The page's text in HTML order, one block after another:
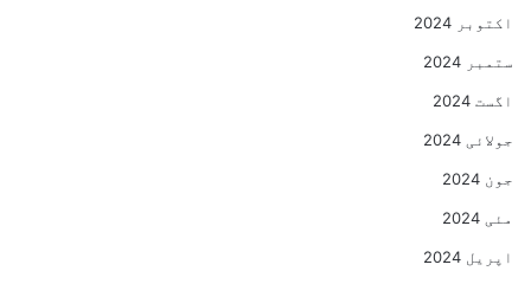
اکتوبر 2024
ستمبر 2024
اگست 2024
جولائی 2024
جون 2024
مئی 2024
اپریل 2024